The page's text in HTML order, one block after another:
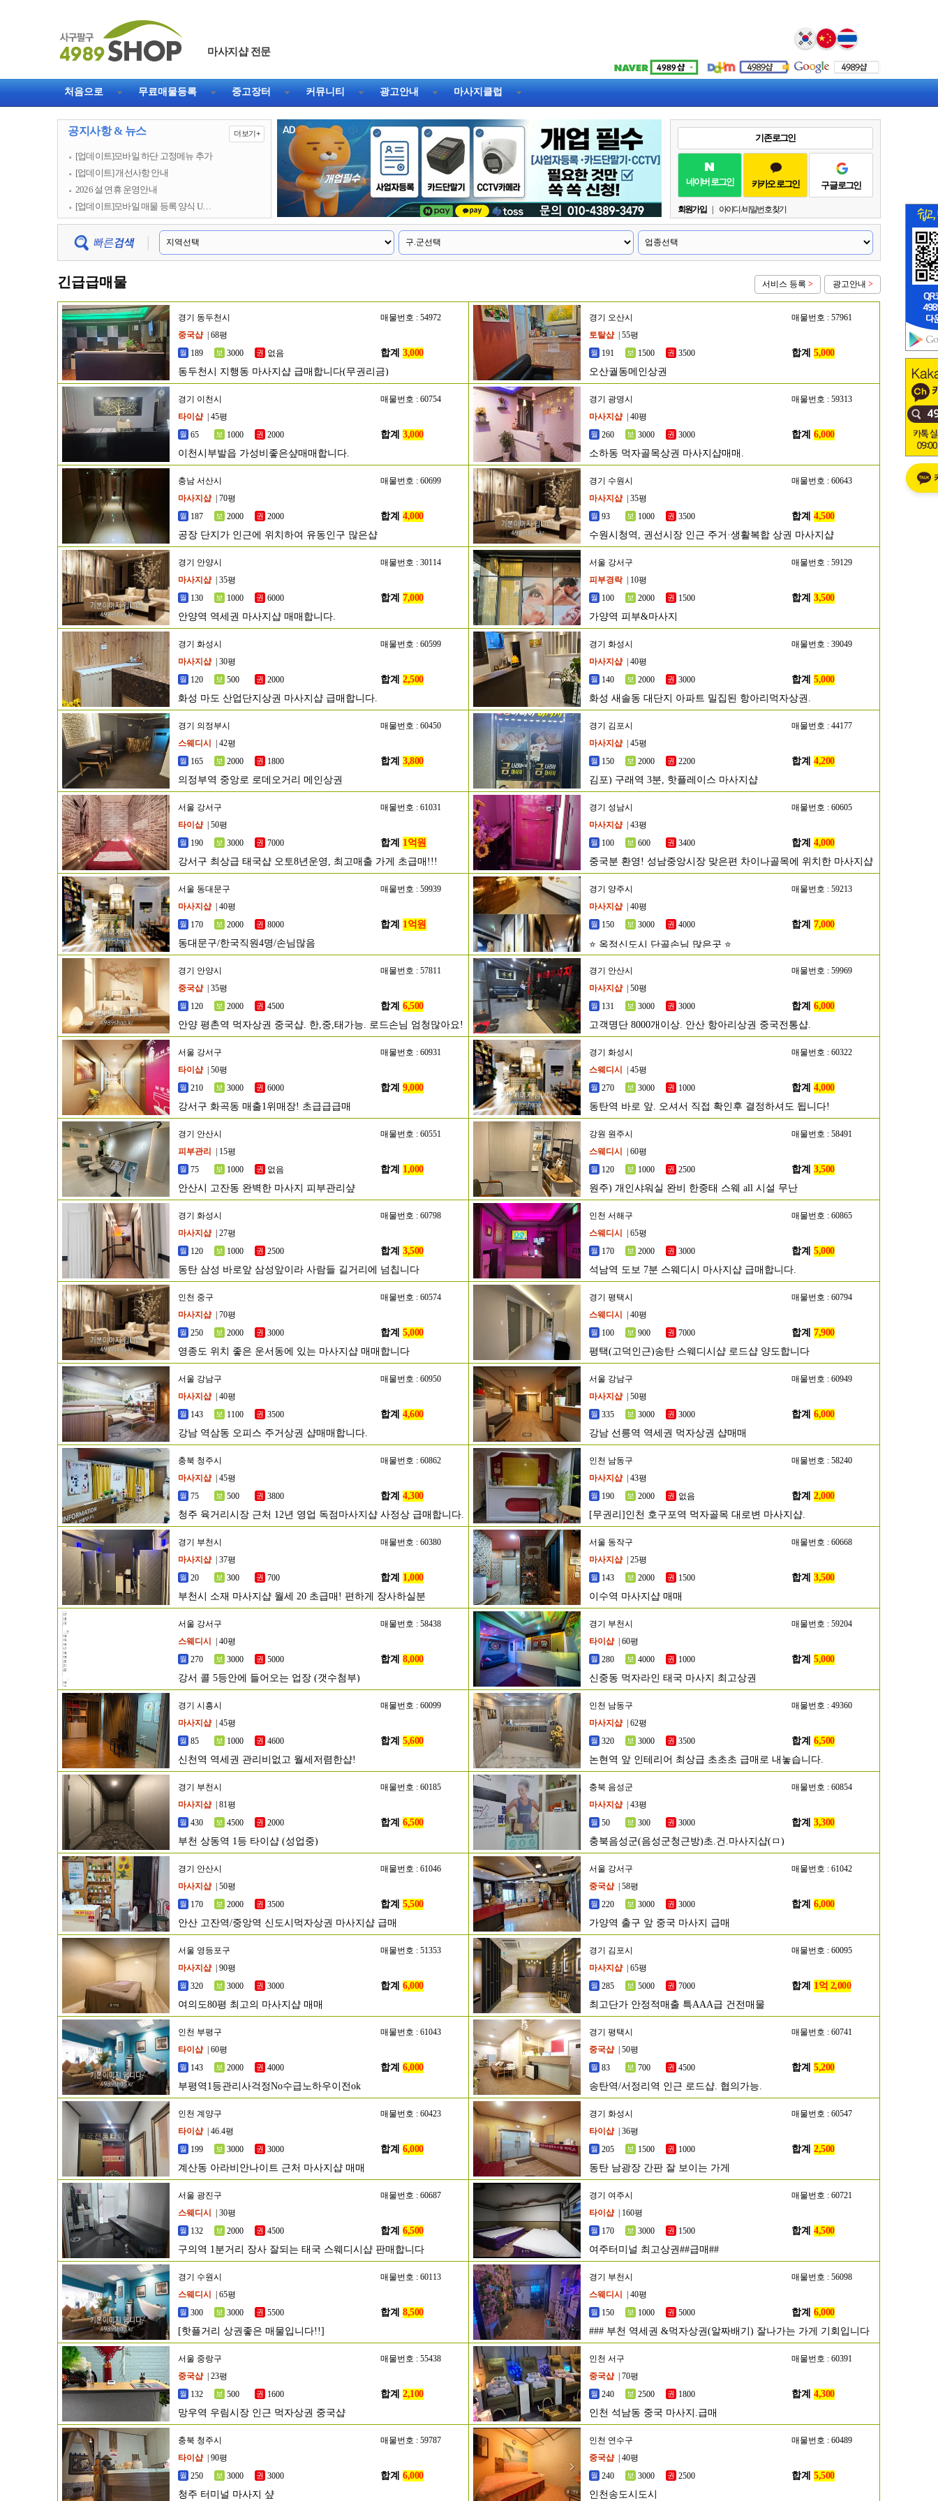
Select Language ▼
마사지샵 전문
처음으로 무료매물등록 중고장터 커뮤니티 광고안내 마사지클럽
공지사항 & 뉴스 더보기+
[업데이트]모바일 하단 고정메뉴 추가
[업데이트] 개선사항 안내
2026 설 연휴 운영안내
[업데이트]모바일 매물 등록 양식 U…
기존 로그인
네이버 로그인 카카오 로그인 구글 로그인
회원가입 아이디 / 비밀번호 찾기
긴급급매물 광고안내 >
서비스 등록 >
경기 동두천시
매물번호 : 54972
중국샵
| 68평
189
3000 없음 합계 3,000
동두천시 지행동 마사지샵 급매합니다(무권리금)
경기 오산시
매물번호 : 57961
토탈샵
| 55평
191
1500 3500 합계 5,000
오산궐동메인상권
경기 이천시
매물번호 : 60754
타이샵
| 45평
65
1000 2000 합계 3,000
이천시부발읍 가성비좋은샾매매합니다.
경기 광명시
매물번호 : 59313
마사지샵
| 40평
260
3000 3000 합계 6,000
소하동 먹자골목상권 마사지샵매매.
충남 서산시
매물번호 : 60699
마사지샵
| 70평
187
2000 2000 합계 4,000
공장 단지가 인근에 위치하여 유동인구 많은샵
경기 수원시
매물번호 : 60643
마사지샵
| 35평
93
1000 3500 합계 4,500
수원시청역, 권선시장 인근 주거·생활복합 상권 마사지샵
경기 안양시
매물번호 : 30114
마사지샵
| 35평
130
1000 6000 합계 7,000
안양역 역세권 마사지샵 매매합니다.
서울 강서구
매물번호 : 59129
피부경락
| 10평
100
2000 1500 합계 3,500
가양역 피부&마사지
경기 화성시
매물번호 : 60599
마사지샵
| 30평
120
500 2000 합계 2,500
화성 마도 산업단지상권 마사지샵 급매합니다.
경기 화성시
매물번호 : 39049
마사지샵
| 40평
140
2000 3000 합계 5,000
화성 새솔동 대단지 아파트 밀집된 항아리먹자상권.
경기 의정부시
매물번호 : 60450
스웨디시
| 42평
165
2000 1800 합계 3,800
의정부역 중앙로 로데오거리 메인상권
경기 김포시
매물번호 : 44177
마사지샵
| 45평
150
2000 2200 합계 4,200
김포) 구래역 3분, 핫플레이스 마사지샵
서울 강서구
매물번호 : 61031
타이샵
| 50평
190
3000 7000 합계 1억원
강서구 최상급 태국샵 오토8년운영, 최고매출 가게 초급매!!!
경기 성남시
매물번호 : 60605
마사지샵
| 43평
100
600 3400 합계 4,000
중국분 환영! 성남중앙시장 맞은편 차이나골목에 위치한 마사지샵
서울 동대문구
매물번호 : 59939
마사지샵
| 40평
170
2000 8000 합계 1억원
동대문구/한국직원4명/손님많음
경기 양주시
매물번호 : 59213
마사지샵
| 40평
150
3000 4000 합계 7,000
⭐ 옥정신도시 단골손님 많은곳 ⭐
경기 안양시
매물번호 : 57811
중국샵
| 35평
120
2000 4500 합계 6,500
안양 평촌역 먹자상권 중국샵. 한,중,태가능. 로드손님 엄청많아요!
경기 안산시
매물번호 : 59969
마사지샵
| 50평
131
3000 3000 합계 6,000
고객명단 8000개이상. 안산 항아리상권 중국전통샵.
서울 강서구
매물번호 : 60931
타이샵
| 50평
210
3000 6000 합계 9,000
강서구 화곡동 매출1위매장! 초급급급매
경기 화성시
매물번호 : 60322
스웨디시
| 45평
270
3000 1000 합계 4,000
동탄역 바로 앞. 오셔서 직접 확인후 결정하셔도 됩니다!
경기 안산시
매물번호 : 60551
피부관리
| 15평
75
1000 없음 합계 1,000
안산시 고잔동 완벽한 마사지 피부관리샾
강원 원주시
매물번호 : 58491
스웨디시
| 60평
120
1000 2500 합계 3,500
원주) 개인샤워실 완비 한중태 스웨 all 시설 무난
경기 화성시
매물번호 : 60798
마사지샵
| 27평
120
1000 2500 합계 3,500
동탄 삼성 바로앞 삼성앞이라 사람들 길거리에 넘칩니다
인천 서해구
매물번호 : 60865
스웨디시
| 65평
170
2000 3000 합계 5,000
석남역 도보 7분 스웨디시 마사지샵 급매합니다.
인천 중구
매물번호 : 60574
마사지샵
| 70평
250
2000 3000 합계 5,000
영종도 위치 좋은 운서동에 있는 마사지샵 매매합니다
경기 평택시
매물번호 : 60794
스웨디시
| 40평
100
900 7000 합계 7,900
평택(고덕인근)송탄 스웨디시샵 로드샵 양도합니다
서울 강남구
매물번호 : 60950
마사지샵
| 40평
143
1100 3500 합계 4,600
강남 역삼동 오피스 주거상권 샵매매합니다.
서울 강남구
매물번호 : 60949
마사지샵
| 50평
335
3000 3000 합계 6,000
강남 선릉역 역세권 먹자상권 샵매매
충북 청주시
매물번호 : 60862
마사지샵
| 45평
75
500 3800 합계 4,300
청주 육거리시장 근처 12년 영업 독점마사지샵 사정상 급매합니다.
인천 남동구
매물번호 : 58240
마사지샵
| 43평
190
2000 없음 합계 2,000
[무권리]인천 호구포역 먹자골목 대로변 마사지샵.
경기 부천시
매물번호 : 60380
마사지샵
| 37평
20
300 700 합계 1,000
부천시 소재 마사지샵 월세 20 초급매! 편하게 장사하실분
서울 동작구
매물번호 : 60668
마사지샵
| 25평
143
2000 1500 합계 3,500
이수역 마사지샵 매매
서울 강서구
매물번호 : 58438
스웨디시
| 40평
270
3000 5000 합계 8,000
강서 콜 5등안에 들어오는 업장 (갯수첨부)
경기 부천시
매물번호 : 59204
타이샵
| 60평
280
4000 1000 합계 5,000
신중동 먹자라인 태국 마사지 최고상권
경기 시흥시
매물번호 : 60099
마사지샵
| 45평
85
1000 4600 합계 5,600
신천역 역세권 관리비없고 월세저렴한샵!
인천 남동구
매물번호 : 49360
마사지샵
| 62평
320
3000 3500 합계 6,500
논현역 앞 인테리어 최상급 초초초 급매로 내놓습니다.
경기 부천시
매물번호 : 60185
마사지샵
| 81평
430
4500 2000 합계 6,500
부천 상동역 1등 타이샵 (성업중)
충북 음성군
매물번호 : 60854
마사지샵
| 43평
50
300 3000 합계 3,300
충북음성군(음성군청근방)초.건.마사지샵(ㅁ)
경기 안산시
매물번호 : 61046
마사지샵
| 50평
170
2000 3500 합계 5,500
안산 고잔역/중앙역 신도시먹자상권 마사지샵 급매
서울 강서구
매물번호 : 61042
중국샵
| 58평
220
3000 3000 합계 6,000
가양역 출구 앞 중국 마사지 급매
서울 영등포구
매물번호 : 51353
마사지샵
| 90평
320
3000 3000 합계 6,000
여의도80평 최고의 마사지샵 매매
경기 김포시
매물번호 : 60095
마사지샵
| 65평
285
5000 7000 합계 1억 2,000
최고단가 안정적매출 특AAA급 건전매물
인천 부평구
매물번호 : 61043
타이샵
| 60평
143
2000 4000 합계 6,000
부평역1등관리사걱정No수급노하우이전ok
경기 평택시
매물번호 : 60741
중국샵
| 50평
83
700 4500 합계 5,200
송탄역/서정리역 인근 로드샵. 협의가능.
인천 계양구
매물번호 : 60423
타이샵
| 46.4평
199
3000 3000 합계 6,000
계산동 아라비안나이트 근처 마사지샵 매매
경기 화성시
매물번호 : 60547
타이샵
| 36평
205
1500 1000 합계 2,500
동탄 남광장 간판 잘 보이는 가게
서울 광진구
매물번호 : 60687
스웨디시
| 30평
132
2000 4500 합계 6,500
구의역 1분거리 장사 잘되는 태국 스웨디시샵 판매합니다
경기 여주시
매물번호 : 60721
타이샵
| 160평
170
3000 1500 합계 4,500
여주터미널 최고상권##급매##
경기 수원시
매물번호 : 60113
스웨디시
| 65평
300
3000 5500 합계 8,500
[핫플거리 상권좋은 매물입니다!!]
경기 부천시
매물번호 : 56098
스웨디시
| 40평
150
1000 5000 합계 6,000
### 부천 역세권 &먹자상권(알짜배기) 잘나가는 가게 기회입니다
###
서울 중랑구
매물번호 : 55438
중국샵
| 23평
132
500 1600 합계 2,100
망우역 우림시장 인근 먹자상권 중국샵
인천 서구
매물번호 : 60391
중국샵
| 70평
240
2500 1800 합계 4,300
인천 석남동 중국 마사지.급매
충북 청주시
매물번호 : 59787
타이샵
| 90평
250
3000 3000 합계 6,000
청주 터미널 마사지 샾
인천 연수구
매물번호 : 60489
중국샵
| 40평
240
3000 2500 합계 5,500
인천송도시도시